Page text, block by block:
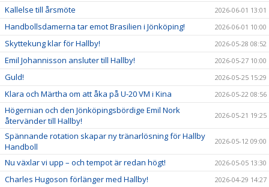
Kallelse till årsmöte 2026-06-01 13:01
Handbollsdamerna tar emot Brasilien i Jönköping! 2026-06-01 10:00
Skyttekung klar för Hallby! 2026-05-28 08:52
Emil Johannisson ansluter till Hallby! 2026-05-27 10:00
Guld! 2026-05-25 15:29
Klara och Märtha om att åka på U-20 VM i Kina 2026-05-22 08:56
Högernian och den Jönköpingsbördige Emil Nork
återvänder till Hallby!
2026-05-21 19:25
Spännande rotation skapar ny tränarlösning för Hallby
Handboll
2026-05-12 09:00
Nu växlar vi upp – och tempot är redan högt! 2026-05-05 13:30
Charles Hugoson förlänger med Hallby! 2026-04-29 14:27